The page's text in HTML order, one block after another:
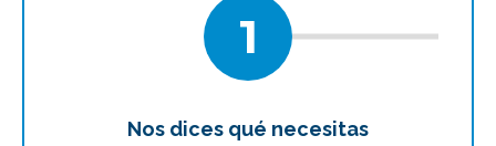
1
Nos dices qué necesitas